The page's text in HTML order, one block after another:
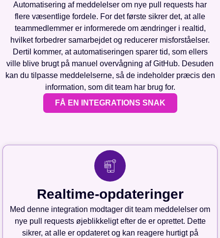
Automatisering af meddelelser om nye pull requests har
flere væsentlige fordele. For det første sikrer det, at alle
teammedlemmer er informerede om ændringer i realtid,
hvilket forbedrer samarbejdet og reducerer misforståelser.
Dertil kommer, at automatiseringen sparer tid, som ellers
ville blive brugt på manuel overvågning af GitHub. Desuden
kan du tilpasse meddelelserne, så de indeholder præcis den
information, som dit team har brug for.
FÅ EN INTEGRATIONS SNAK
Realtime-opdateringer
Med denne integration modtager dit team meddelelser om
nye pull requests øjeblikkeligt efter de er oprettet. Dette
sikrer, at alle er opdateret og kan reagere hurtigt på